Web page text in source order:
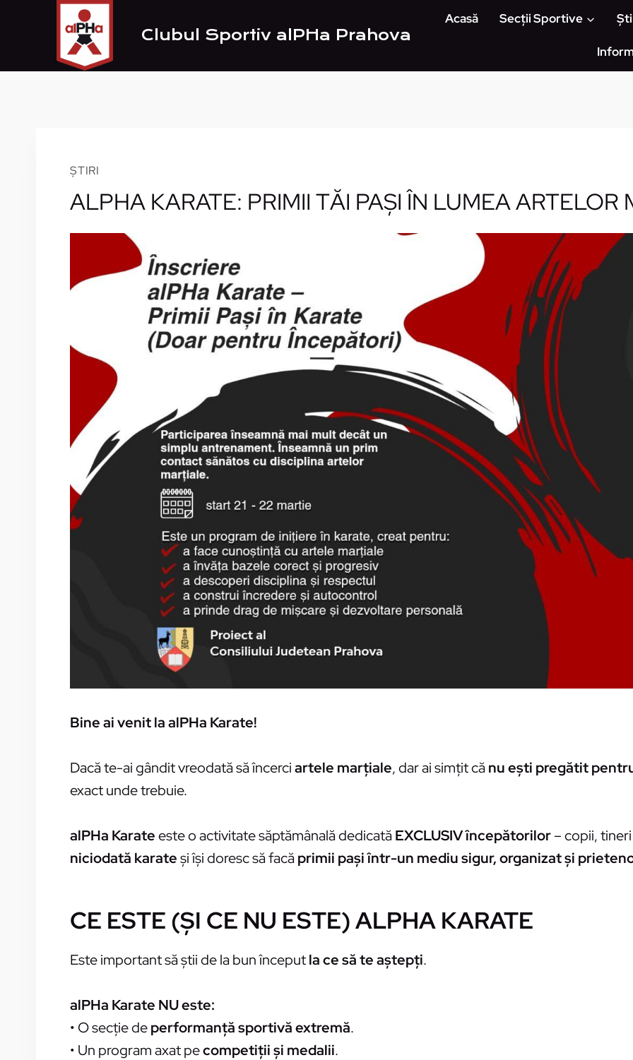
Clubul Sportiv alPHa Prahova
Acasă Secții Sportive
ȘTIRI
ALPHA KARATE: PRIMII TĂI PAȘI ÎN LUMEA ARTELOR
Bine ai venit la alPHa Karate!
Dacă te-ai gândit vreodată să încerciartele marțiale, dar ai simțit că nu ești pregătit
exact unde trebuie.
alPHa Karateeste o activitate săptămânală dedicată EXCLUSIV începătorilor– copii,
niciodată karateși își doresc să facă primii pași într-un mediu sigur, organizat și
CE ESTE (ȘI CE NU ESTE) ALPHA KARATE
Este important să știi de la bun începutla ce să te aștepți.
alPHa Karate NU este:
• O secție deperformanță sportivă extremă.
• Un program axat pecompetiții și medalii.